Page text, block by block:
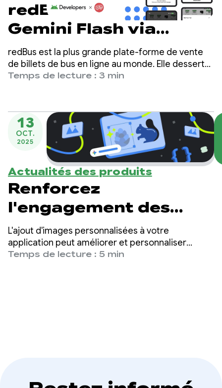
redBus utilise
Gemini Flash via
Firebase AI Logic pour
augmenter la
longueur des avis
redBus est la plus grande plate-forme de vente
de billets de bus en ligne au monde. Elle dessert
des millions de voyageurs en Inde, en Asie du Sud-
Temps de lecture : 3 min
13
OCT.
2025
Actualités des produits
Renforcez
l'engagement des
utilisateurs grâce à la
génération d'images
par IA
L'ajout d'images personnalisées à votre
application peut améliorer et personnaliser
considérablement l'expérience utilisateur, et
Temps de lecture : 5 min